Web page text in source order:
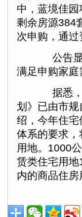
中，蓝境佳
剩余房源384
次申购，通
公告显
满足申购家
据悉，
划》已由市
绍，今年住宅
体系的要求
用地。1000
赁类住宅用
内的商品住